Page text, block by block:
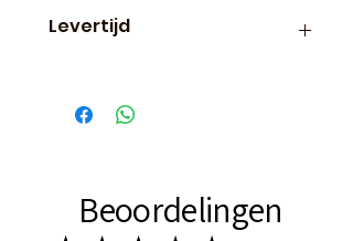
Levertijd
vaak de volgende dag al in
huis!
Beoordelingen